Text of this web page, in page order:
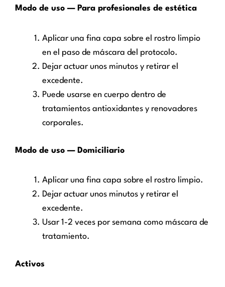
Modo de uso — Para profesionales de estética
Aplicar una fina capa sobre el rostro limpio
en el paso de máscara del protocolo.
Dejar actuar unos minutos y retirar el
excedente.
Puede usarse en cuerpo dentro de
tratamientos antioxidantes y renovadores
corporales.
Modo de uso — Domiciliario
Aplicar una fina capa sobre el rostro limpio.
Dejar actuar unos minutos y retirar el
excedente.
Usar 1-2 veces por semana como máscara de
tratamiento.
Activos